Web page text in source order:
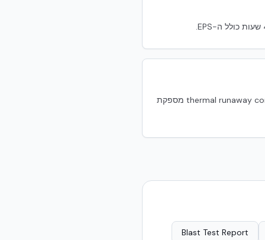
המעטפת מתאימה — אך חדר סוללות דורש גם מערכות ניטור, ונטילציה, כיבוי מיוחד ו-thermal runaway containment. NUDURA מספקת
Blast Test Report